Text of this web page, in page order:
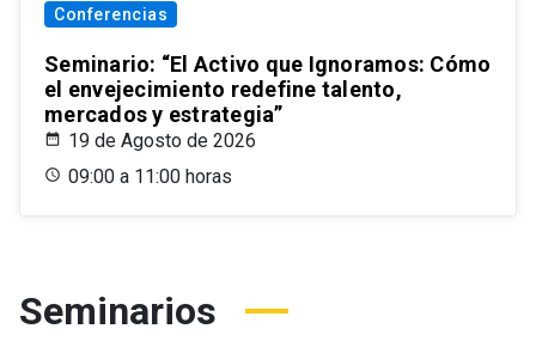
Conferencias
Seminario: “El Activo que Ignoramos: Cómo
el envejecimiento redefine talento,
mercados y estrategia”
19 de Agosto de 2026
09:00 a 11:00 horas
Seminarios